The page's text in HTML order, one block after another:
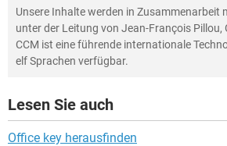
Unsere Inhalte werden in Zusammenarbeit
unter der Leitung von Jean-François Pillou,
CCM ist eine führende internationale
elf Sprachen verfügbar.
Lesen Sie auch
Office key herausfinden